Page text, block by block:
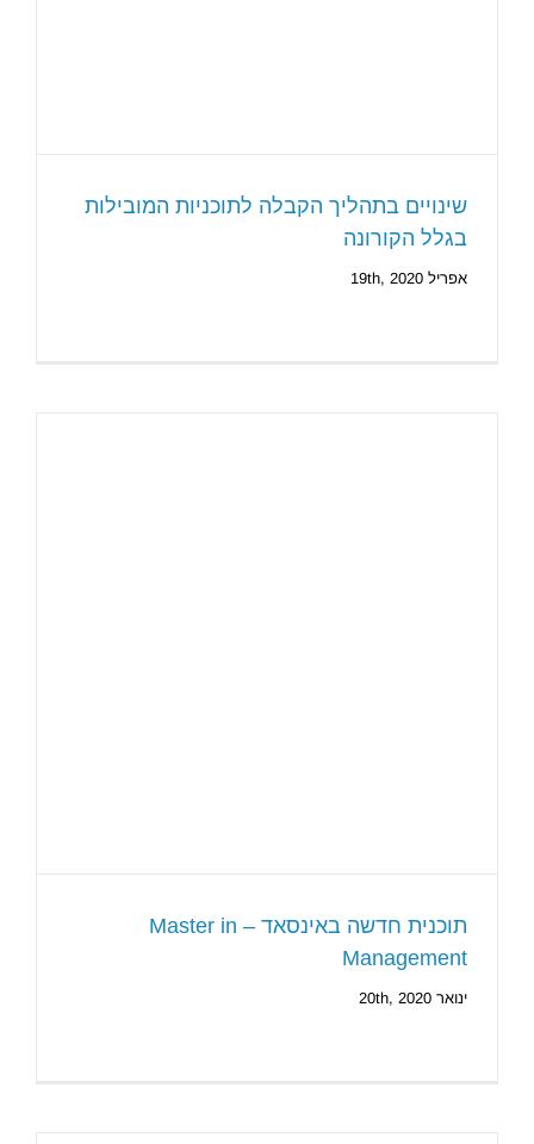
שינויים בתהליך הקבלה לתוכניות המובילות
בגלל הקורונה
אפריל 19th, 2020
תוכנית חדשה באינסאד – Master in
Management
ינואר 20th, 2020